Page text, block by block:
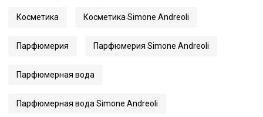
Код
64979
Косметика Косметика Simone Andreoli
Парфюмерия Парфюмерия Simone Andreoli
Парфюмерная вода
Парфюмерная вода Simone Andreoli